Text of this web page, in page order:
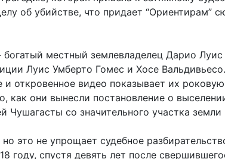
об убийстве, что придает “Ориентирам”
местный землевладелец Дарио
Луис Умберто Гомес и Хосе
откровенное видео показывает их
как они вынесли постановление о
Чушагасты со значительного участка земли
это не упрощает судебное
году, спустя девять лет после